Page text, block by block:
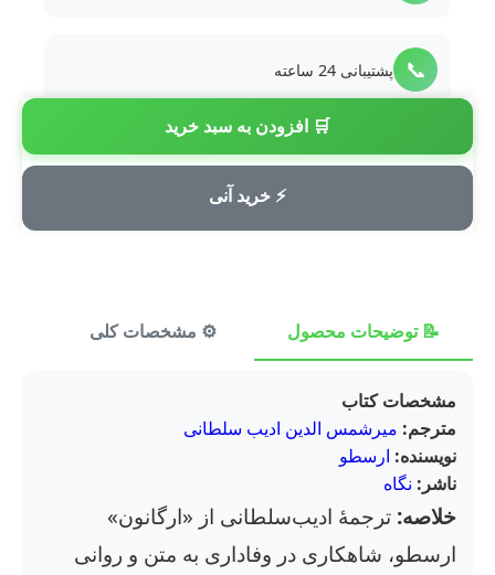
🛒 افزودن به سبد خرید
⚡ خرید آنی
📞 پشتیبانی 24 ساعته
💳 پرداخت امن
📝 توضیحات محصول ⚙️ مشخصات کلی
مشخصات کتاب
مترجم: میرشمس الدین ادیب سلطانی
نویسنده: ارسطو
ناشر: نگاه
خلاصه: ترجمهٔ ادیب‌سلطانی از «ارگانون»
ارسطو، شاهکاری در وفاداری به متن و روانی